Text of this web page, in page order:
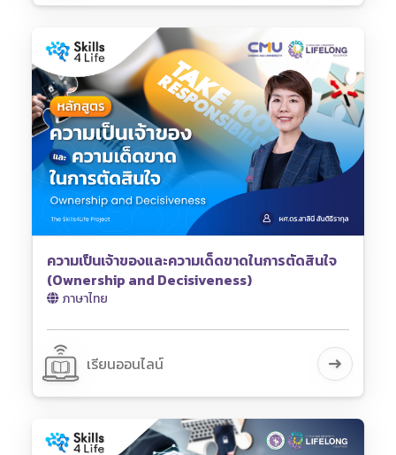
ความเป็นเจ้าของและความเด็ดขาดในการตัดสินใจ
(Ownership and Decisiveness)
ภาษาไทย
เรียนออนไลน์